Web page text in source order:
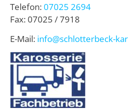
Telefon:07025 2694
Fax: 07025 / 7918
E-Mail: info@schlotterbeck-